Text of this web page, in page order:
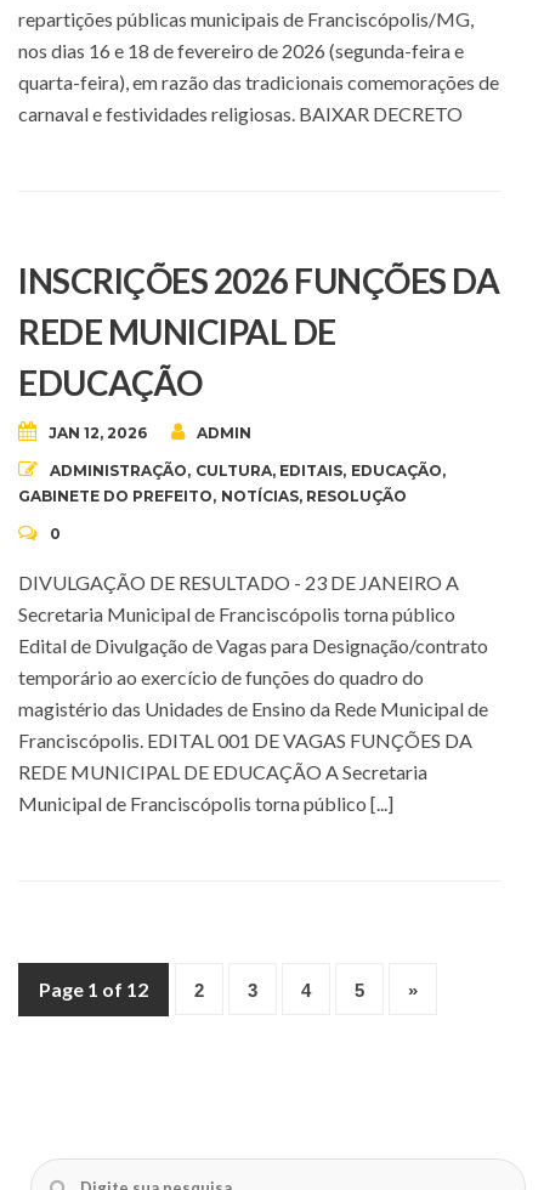
repartições públicas municipais de Franciscópolis/MG,
nos dias 16 e 18 de fevereiro de 2026 (segunda-feira e
quarta-feira), em razão das tradicionais comemorações de
carnaval e festividades religiosas. BAIXAR DECRETO
INSCRIÇÕES 2026 FUNÇÕES DA
REDE MUNICIPAL DE
EDUCAÇÃO
JAN 12, 2026 ADMIN
ADMINISTRAÇÃO, CULTURA, EDITAIS, EDUCAÇÃO,
GABINETE DO PREFEITO, NOTÍCIAS, RESOLUÇÃO
0
DIVULGAÇÃO DE RESULTADO - 23 DE JANEIRO A
Secretaria Municipal de Franciscópolis torna público
Edital de Divulgação de Vagas para Designação/contrato
temporário ao exercício de funções do quadro do
magistério das Unidades de Ensino da Rede Municipal de
Franciscópolis. EDITAL 001 DE VAGAS FUNÇÕES DA
REDE MUNICIPAL DE EDUCAÇÃO A Secretaria
Municipal de Franciscópolis torna público [...]
Page 1 of 12 2 3 4 5 »